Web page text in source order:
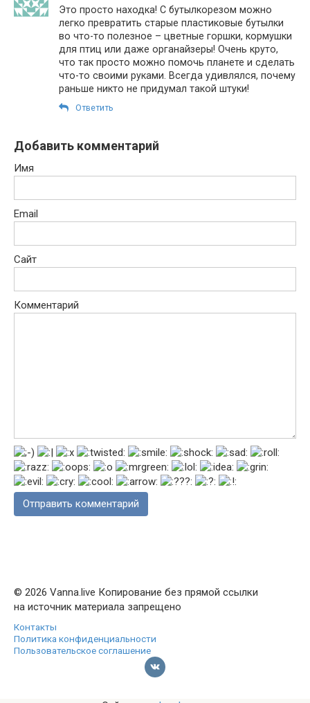
Это просто находка! С бутылкорезом можно
легко превратить старые пластиковые бутылки
во что-то полезное – цветные горшки, кормушки
для птиц или даже органайзеры! Очень круто,
что так просто можно помочь планете и сделать
что-то своими руками. Всегда удивлялся, почему
раньше никто не придумал такой штуки!
Ответить
Добавить комментарий
Имя
Email
Сайт
Комментарий
© 2026 Vanna.live Копирование без прямой ссылки
на источник материала запрещено
Контакты
Политика конфиденциальности
Пользовательское соглашение